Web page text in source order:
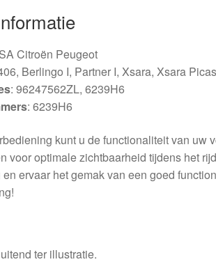
Citroën Peugeot
Berlingo I, Partner I, Xsara, Xsara
: 96247562ZL, 6239H6
: 6239H6
kunt u de functionaliteit van uw
voor optimale zichtbaarheid tijdens het
ervaar het gemak van een goed
ter illustratie.